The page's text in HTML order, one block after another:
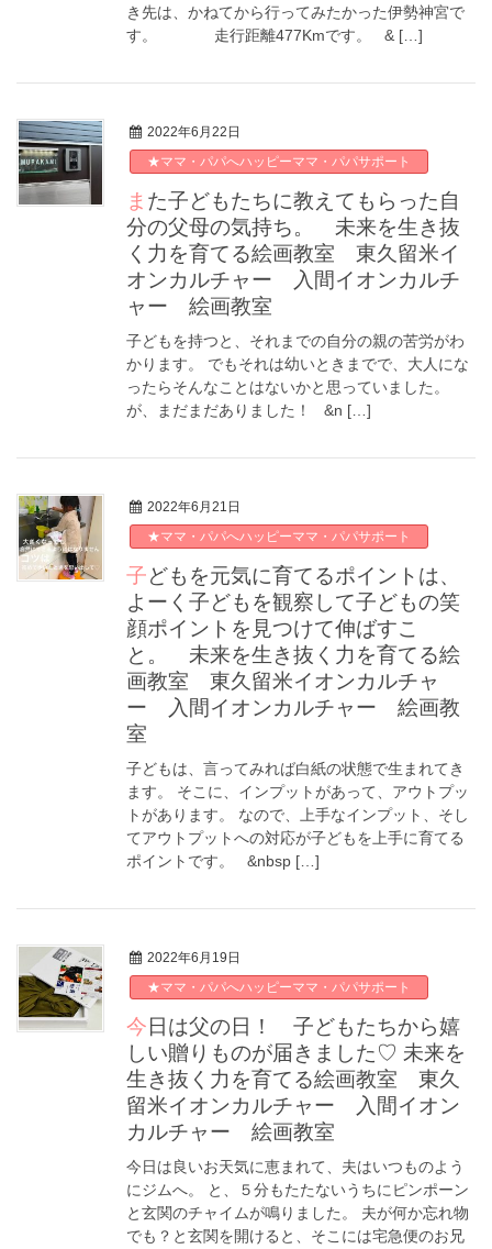
き先は、かねてから行ってみたかった伊勢神宮で
す。 走行距離477Kmです。 & […]
2022年6月22日
★ママ・パパへハッピーママ・パパサポート
また子どもたちに教えてもらった自
分の父母の気持ち。 未来を生き抜
く力を育てる絵画教室 東久留米イ
オンカルチャー 入間イオンカルチ
ャー 絵画教室
子どもを持つと、それまでの自分の親の苦労がわ
かります。 でもそれは幼いときまでで、大人にな
ったらそんなことはないかと思っていました。
が、まだまだありました！ &n […]
2022年6月21日
★ママ・パパへハッピーママ・パパサポート
子どもを元気に育てるポイントは、
よーく子どもを観察して子どもの笑
顔ポイントを見つけて伸ばすこ
と。 未来を生き抜く力を育てる絵
画教室 東久留米イオンカルチャ
ー 入間イオンカルチャー 絵画教
室
子どもは、言ってみれば白紙の状態で生まれてき
ます。 そこに、インプットがあって、アウトプッ
トがあります。 なので、上手なインプット、そし
てアウトプットへの対応が子どもを上手に育てる
ポイントです。 &nbsp […]
2022年6月19日
★ママ・パパへハッピーママ・パパサポート
今日は父の日！ 子どもたちから嬉
しい贈りものが届きました♡ 未来を
生き抜く力を育てる絵画教室 東久
留米イオンカルチャー 入間イオン
カルチャー 絵画教室
今日は良いお天気に恵まれて、夫はいつものよう
にジムへ。 と、５分もたたないうちにピンポーン
と玄関のチャイムが鳴りました。 夫が何か忘れ物
でも？と玄関を開けると、そこには宅急便のお兄